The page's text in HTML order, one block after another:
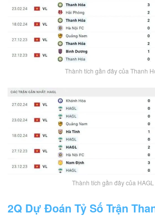
Thành tích gần đây của Thanh
Thành tích gần đây của HAGL
2Q Dự Đoán Tỷ Số Trận